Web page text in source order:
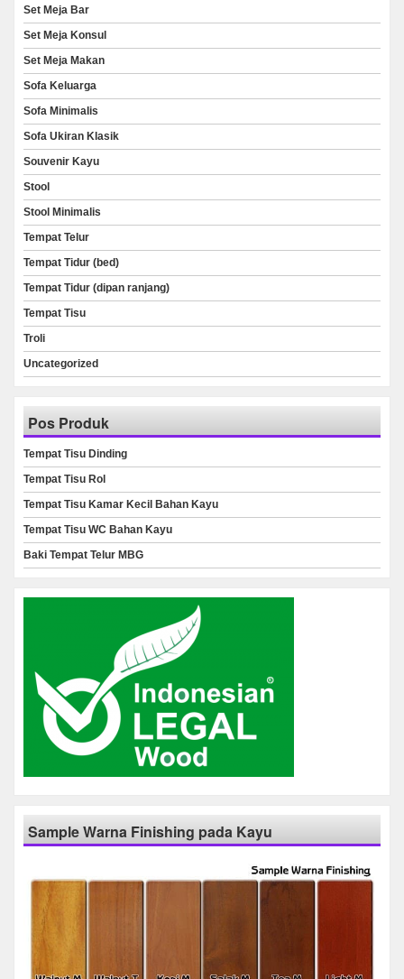
Set Meja Bar
Set Meja Konsul
Set Meja Makan
Sofa Keluarga
Sofa Minimalis
Sofa Ukiran Klasik
Souvenir Kayu
Stool
Stool Minimalis
Tempat Telur
Tempat Tidur (bed)
Tempat Tidur (dipan ranjang)
Tempat Tisu
Troli
Uncategorized
Pos Produk
Tempat Tisu Dinding
Tempat Tisu Rol
Tempat Tisu Kamar Kecil Bahan Kayu
Tempat Tisu WC Bahan Kayu
Baki Tempat Telur MBG
Sample Warna Finishing pada Kayu